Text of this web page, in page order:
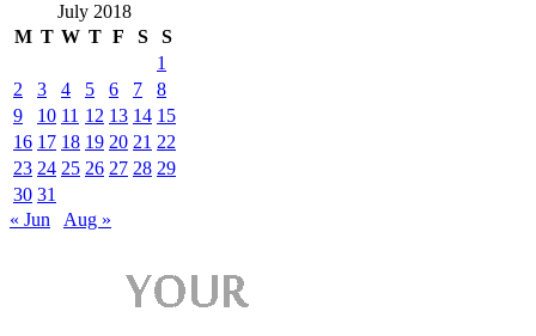
July 2018
M T W T F S
S
1
2
3 4 5 6 7
8
9
10 11 12 13 14 15
16 17 18 19 20 21 22
23 24 25 26 27 28 29
30 31
« Jun
Aug »